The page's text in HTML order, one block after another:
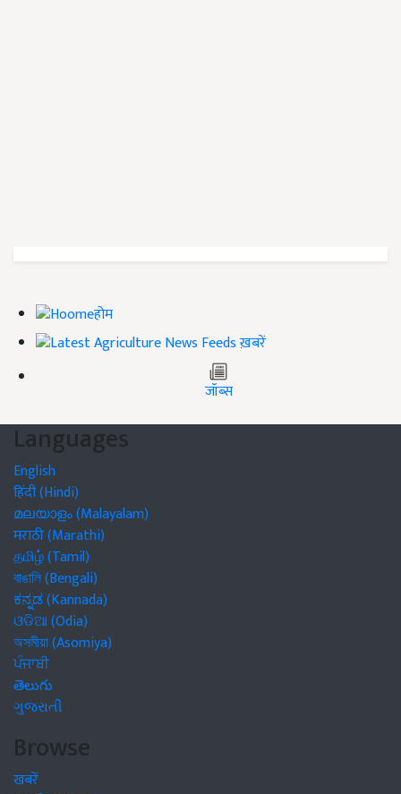
होम
ख़बरें
जॉब्स
Languages
English
हिंदी (Hindi)
മലയാളം (Malayalam)
मराठी (Marathi)
தமிழ் (Tamil)
বাঙালি (Bengali)
ಕನ್ನಡ (Kannada)
ଓଡିଆ (Odia)
অসমীয়া (Asomiya)
ਪੰਜਾਬੀ
తెలుగు
ગુજરાતી
Browse
खबरें